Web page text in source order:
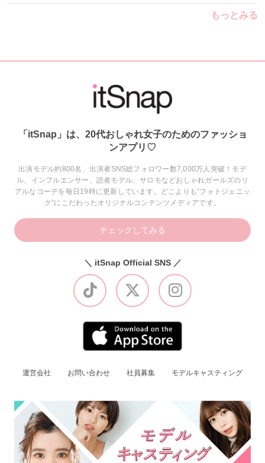
もっとみる
「itSnap」は、20代おしゃれ女子のためのファッショ
ンアプリ♡
出演モデル約800名、出演者SNS総フォロワー数7,000万人突破！モデ
ル、インフルエンサー、読者モデル、サロモなどおしゃれガールズのリ
アルなコーデを毎日19時に更新しています。どこよりも“フォトジェニッ
ク”にこだわったオリジナルコンテンツメディアです。
チェックしてみる
＼ itSnap Official SNS ／
運営会社 お問い合わせ 社員募集 モデルキャスティング